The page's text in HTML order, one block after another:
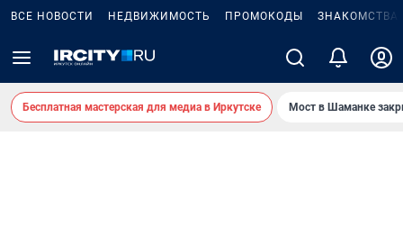
ВСЕ НОВОСТИ НЕДВИЖИМОСТЬ ПРОМОКОДЫ ЗНАКОМСТВА
Бесплатная мастерская для медиа в Иркутске Мост в Шаманке